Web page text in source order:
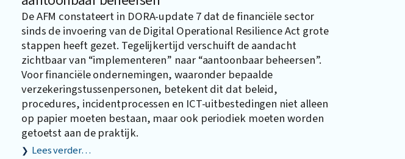
De AFM constateert in DORA-update 7 dat de financiële sector
sinds de invoering van de Digital Operational Resilience Act grote
stappen heeft gezet. Tegelijkertijd verschuift de aandacht
zichtbaar van “implementeren” naar “aantoonbaar beheersen”.
Voor financiële ondernemingen, waaronder bepaalde
verzekeringstussenpersonen, betekent dit dat beleid,
procedures, incidentprocessen en ICT-uitbestedingen niet alleen
op papier moeten bestaan, maar ook periodiek moeten worden
getoetst aan de praktijk.
Lees verder…